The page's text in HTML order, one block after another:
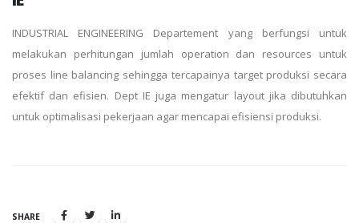
INDUSTRIAL ENGINEERING Departement yang berfungsi untuk
melakukan perhitungan jumlah operation dan resources untuk
proses line balancing sehingga tercapainya target produksi secara
efektif dan efisien. Dept IE juga mengatur layout jika dibutuhkan
untuk optimalisasi pekerjaan agar mencapai efisiensi produksi.
SHARE